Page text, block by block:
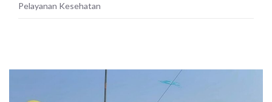
Pelayanan Kesehatan